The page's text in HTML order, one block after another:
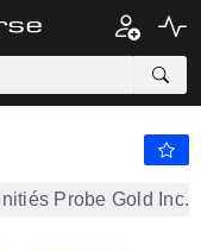
Probe Gold Inc.